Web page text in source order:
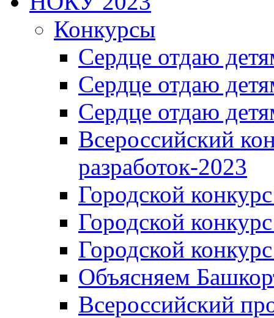
Конкурсы
Сердце отдаю
Сердце отдаю
Сердце отдаю
Всероссийский
разработок-2023
Городской
Городской
Городской
Объясняем
Всероссийский